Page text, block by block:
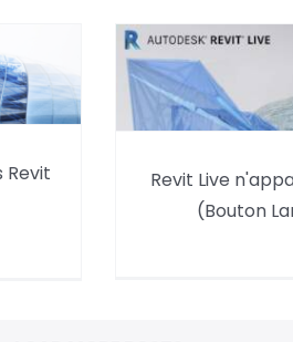
Revit
Revit Live
Revit 2019.
Revit Live
(Bouton